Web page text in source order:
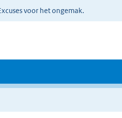
voor het ongemak.